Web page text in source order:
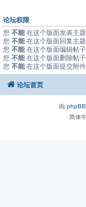
论坛权限
您 不能 在这个版面发表主题
您 不能 在这个版面回复主题
您 不能 在这个版面编辑帖子
您 不能 在这个版面删除帖子
您 不能 在这个版面提交附件
论坛首页
由 phpBB
简体